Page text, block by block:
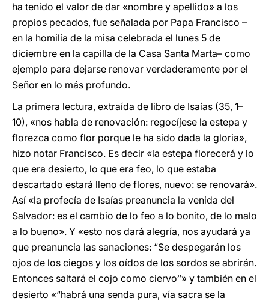
ha tenido el valor de dar «nombre y apellido» a los
propios pecados, fue señalada por Papa Francisco –
en la homilía de la misa celebrada el lunes 5 de
diciembre en la capilla de la Casa Santa Marta– como
ejemplo para dejarse renovar verdaderamente por el
Señor en lo más profundo.
La primera lectura, extraída de libro de Isaías (35, 1–
10), «nos habla de renovación: regocíjese la estepa y
florezca como flor porque le ha sido dada la gloria»,
hizo notar Francisco. Es decir «la estepa florecerá y lo
que era desierto, lo que era feo, lo que estaba
descartado estará lleno de flores, nuevo: se renovará».
Así «la profecía de Isaías preanuncia la venida del
Salvador: es el cambio de lo feo a lo bonito, de lo malo
a lo bueno». Y «esto nos dará alegría, nos ayudará ya
que preanuncia las sanaciones: “Se despegarán los
ojos de los ciegos y los oídos de los sordos se abrirán.
Entonces saltará el cojo como ciervo”» y también en el
desierto «“habrá una senda pura, vía sacra se la